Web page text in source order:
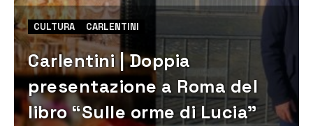
CULTURA CARLENTINI
Carlentini | Doppia
presentazione a Roma del
libro “Sulle orme di Lucia”